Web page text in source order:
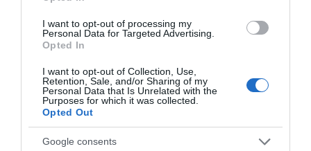
I want to opt-out of processing my
Personal Data for Targeted Advertising.
Opted In
I want to opt-out of Collection, Use,
Retention, Sale, and/or Sharing of my
Personal Data that Is Unrelated with the
Purposes for which it was collected.
Opted Out
Google consents
3-4 légzéscikluson keresztül.
7.) Helyes ülésben ülve helyezd a jobb lábszáradat a bal
térdedre úgy, hogy a jobb lábszáradnak a közepe a bal
Egyenes háttal végezz törzsdöntést előre, közben
finoman nyomd le a jobb térdedet. Tartsd ki ezt a
helyzetet 3-4 légzéscikluson keresztül, közben minden
kilégzésnél próbáld meg egyre mélyebbre dönteni a
törzsedet. Végezz lábcserét, majd ismételd meg a
gyakorlatot.